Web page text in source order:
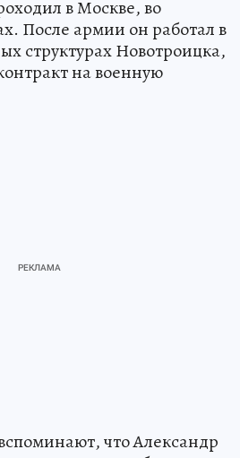
в Москве, во
После армии он работал в
структурах Новотроицка,
на военную
что Александр